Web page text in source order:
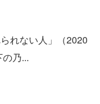
れない人」（2020
乃...